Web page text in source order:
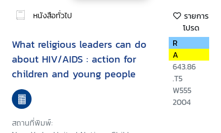
หนังสือทั่วไป
รายการ
โปรด
What religious leaders can do
about HIV/AIDS : action for
children and young people
สถานที่พิมพ์:
R
A
643.86
.T5
W555
2004